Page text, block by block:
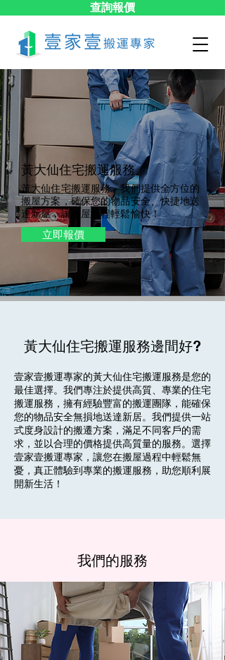
查詢報價
黃大仙​住宅搬運服務
黃大仙住宅搬運服務。我們提供全方位的
搬屋方案，確保您的物品安全、快捷地送
達新屋，讓搬屋過程輕鬆愉快！
立即報價
黃大仙住宅搬運服務邊間好?
壹家壹搬運專家的黃大仙住宅搬運服務是您的
最佳選擇。我們專注於提供高質、專業的住宅
搬運服務，擁有經驗豐富的搬運團隊，能確保
您的物品安全無損地送達新居。我們提供一站
式度身設計的搬遷方案，滿足不同客戶的需
求，並以合理的價格提供高質量的服務。選擇
壹家壹搬運專家，讓您在搬屋過程中輕鬆無
憂，真正體驗到專業的搬運服務，助您順利展
開新生活！
我們的服務